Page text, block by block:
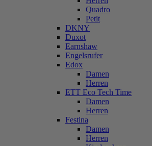
Quadro
Petit
DKNY
Duxot
Earnshaw
Engelsrufer
Edox
Damen
Herren
ETT Eco Tech Time
Damen
Herren
Festina
Damen
Herren